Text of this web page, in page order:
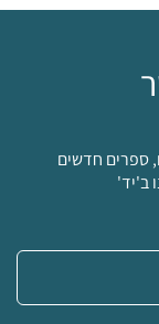
ספרים חדשים
ב'יד'